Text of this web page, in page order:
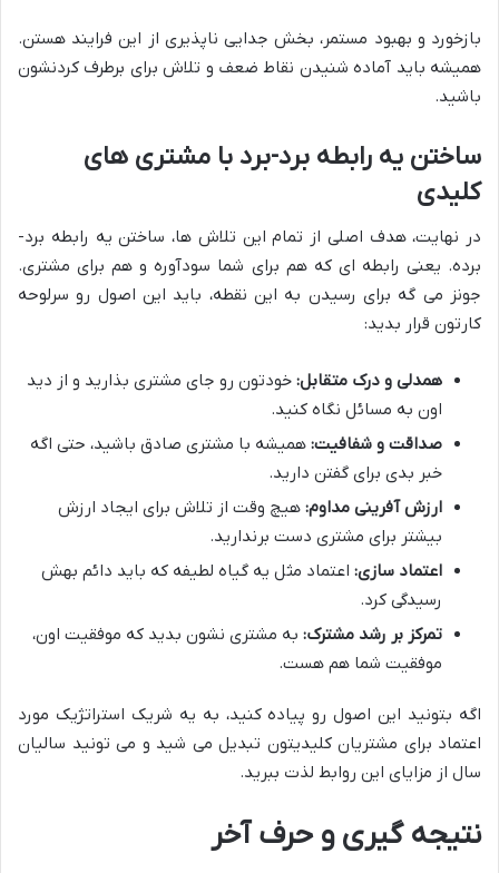
بازخورد و بهبود مستمر، بخش جدایی ناپذیری از این فرایند هستن.
همیشه باید آماده شنیدن نقاط ضعف و تلاش برای برطرف کردنشون
باشید.
ساختن یه رابطه برد-برد با مشتری های
کلیدی
در نهایت، هدف اصلی از تمام این تلاش ها، ساختن یه رابطه برد-
برده. یعنی رابطه ای که هم برای شما سودآوره و هم برای مشتری.
جونز می گه برای رسیدن به این نقطه، باید این اصول رو سرلوحه
کارتون قرار بدید:
همدلی و درک متقابل: خودتون رو جای مشتری بذارید و از دید
اون به مسائل نگاه کنید.
صداقت و شفافیت: همیشه با مشتری صادق باشید، حتی اگه
خبر بدی برای گفتن دارید.
ارزش آفرینی مداوم: هیچ وقت از تلاش برای ایجاد ارزش
بیشتر برای مشتری دست برندارید.
اعتماد سازی: اعتماد مثل یه گیاه لطیفه که باید دائم بهش
رسیدگی کرد.
تمرکز بر رشد مشترک: به مشتری نشون بدید که موفقیت اون،
موفقیت شما هم هست.
اگه بتونید این اصول رو پیاده کنید، به یه شریک استراتژیک مورد
اعتماد برای مشتریان کلیدیتون تبدیل می شید و می تونید سالیان
سال از مزایای این روابط لذت ببرید.
نتیجه گیری و حرف آخر